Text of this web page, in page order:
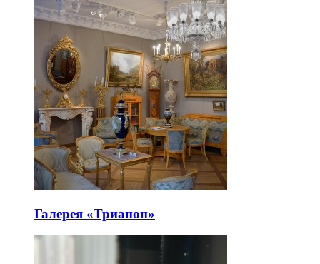
Галерея «Трианон»